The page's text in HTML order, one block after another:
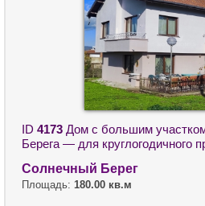
ID 4173 Дом с большим
Берега — для круглогодичного
Солнечный Берег
Площадь: 180.00 кв.м